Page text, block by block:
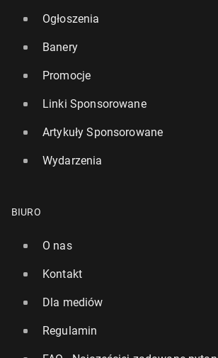
Ogłoszenia
Banery
Promocje
Linki Sponsorowane
Artykuły Sponsorowane
Wydarzenia
BIURO
O nas
Kontakt
Dla mediów
Regulamin